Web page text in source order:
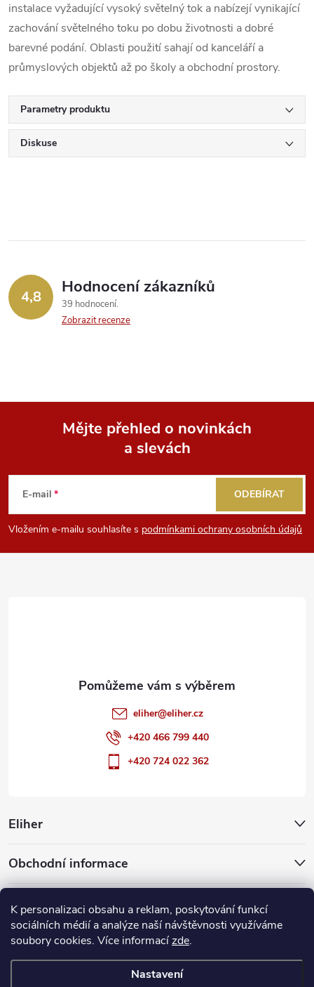
K personalizaci obsahu a reklam, poskytování funkcí
sociálních médií a analýze naší návštěvnosti využíváme
soubory cookies. Více informacízde.
Nastavení
instalace vyžadující vysoký světelný tok a nabízejí vynikající
zachování světelného toku po dobu životnosti a dobré
barevné podání. Oblasti použití sahají od kanceláří a
průmyslových objektů až po školy a obchodní prostory.
Parametry produktu
Diskuse
4,8 Hodnocení zákazníků
39 hodnocení
Zobrazit recenze
p
a
Mějte přehled o novinkách
a slevách
E-mail
Vložením e-mailu souhlasíte s podmínkami ochrany osobních údajů
ODEBÍRAT
Eliher
Obchodní informace
Partnerské weby
eliher@eliher.cz
+420 466 799 440
+420 724 022 362
cookies